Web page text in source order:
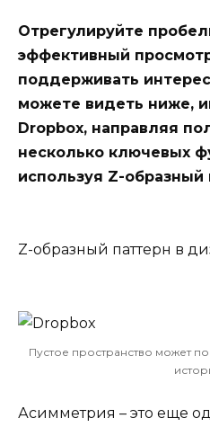
Отрегулируйте
эффективный
поддерживать
можете видеть ниже,
Dropbox, направляя
несколько ключевых
используя Z-образный
Z-образный паттерн в
Пустое пространство может
Асимметрия – это еще